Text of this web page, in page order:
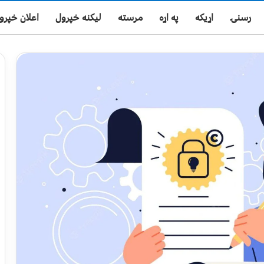
رسنۍ اړیکه په اړه مرسته لیکنه خپرول اعلان